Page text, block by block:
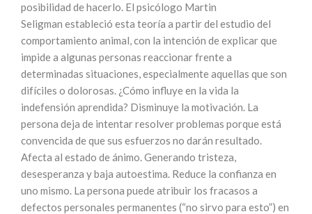
posibilidad de hacerlo. El psicólogo Martin
Seligman estableció esta teoría a partir del estudio del
comportamiento animal, con la intención de explicar que
impide a algunas personas reaccionar frente a
determinadas situaciones, especialmente aquellas que son
difíciles o dolorosas. ¿Cómo influye en la vida la
indefensión aprendida? Disminuye la motivación. La
persona deja de intentar resolver problemas porque está
convencida de que sus esfuerzos no darán resultado.
Afecta al estado de ánimo. Generando tristeza,
desesperanza y baja autoestima. Reduce la confianza en
uno mismo. La persona puede atribuir los fracasos a
defectos personales permanentes (“no sirvo para esto”) en